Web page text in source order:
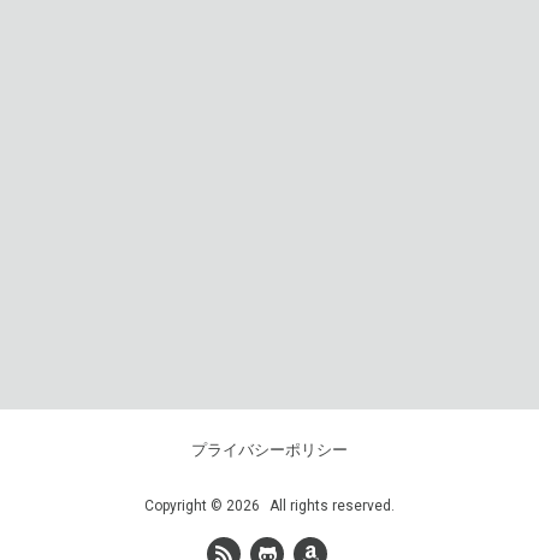
プライバシーポリシー
Copyright © 2026 All rights reserved.